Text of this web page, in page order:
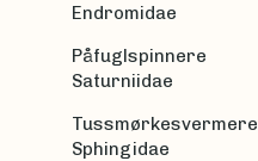
Endromidae
Påfuglspinnere
Saturniidae
Tussmørkesvermere
Sphingidae